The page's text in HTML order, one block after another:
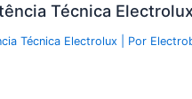
Técnica Electrolux
Técnica Electrolux | Por